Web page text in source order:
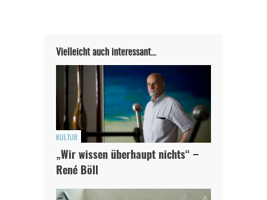
Vielleicht auch interessant…
KULTUR
„Wir wissen überhaupt nichts“ –
René Böll